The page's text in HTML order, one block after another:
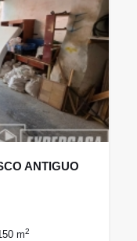
ANTIGUO
m2